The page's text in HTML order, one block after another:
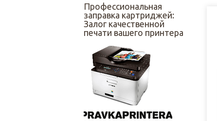
Профессиональная
заправка картриджей:
Залог качественной
печати вашего принтера